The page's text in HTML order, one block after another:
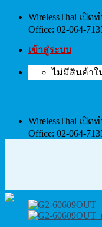
Skip
content
WirelessThai เปิด
Office: 02-064-
เข้าสู่ระบบ
ไม่มีสินค้าใ
WirelessThai เปิด
Office: 02-064-